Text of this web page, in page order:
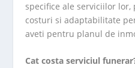
specifice ale serviciilor
costuri si adaptabilitate
aveti pentru planul de
Cat costa serviciul